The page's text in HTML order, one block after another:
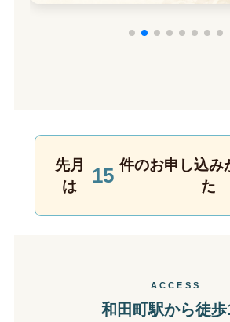
先月
は
15 件のお申し込み
た
ACCESS
和田町駅から徒歩